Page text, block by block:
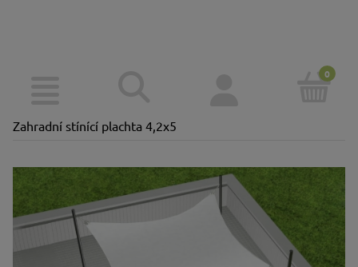
Zahradní stínící plachta 4,2x5